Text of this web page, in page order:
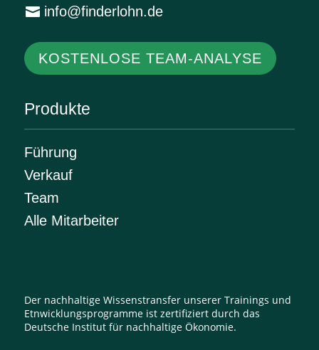
info@finderlohn.de
KOSTENLOSE TEAM-ANALYSE
Produkte
Führung
Verkauf
Team
Alle Mitarbeiter
Der nachhaltige Wissenstransfer unserer Trainings und
Etnwicklungsprogramme ist zertifiziert durch das
Deutsche Institut für nachhaltige Ökonomie.